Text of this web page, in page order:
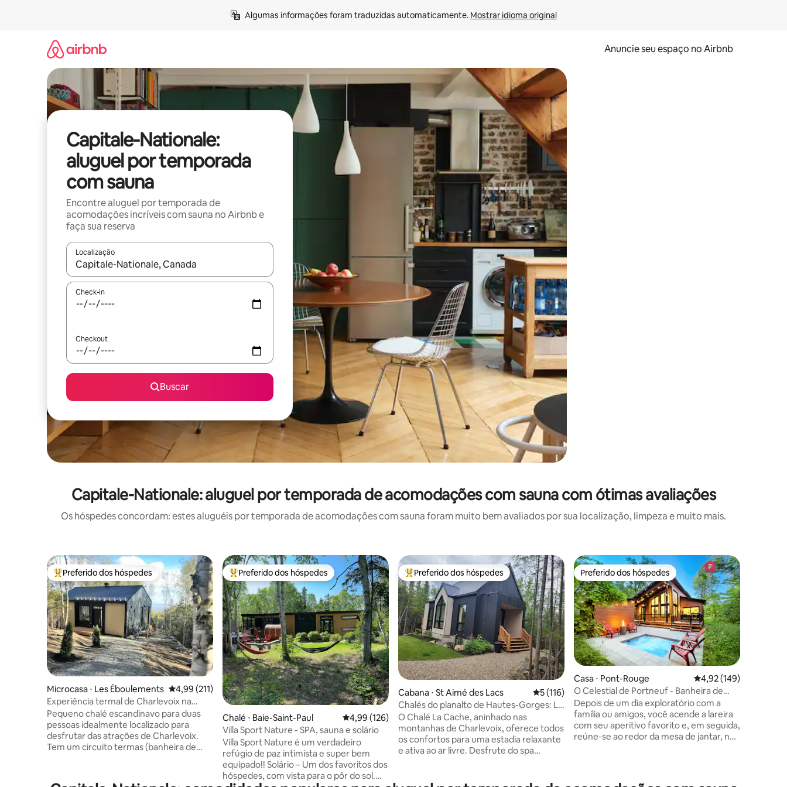
Algumas informações foram traduzidas automaticamente. Mostrar idioma original
Anuncie seu espaço no Airbnb
Capitale-Nationale:
aluguel por temporada
com sauna
Encontre aluguel por temporada de
acomodações incríveis com sauna no Airbnb e
faça sua reserva
Localização
Quando os resultados estiverem disponíveis, explore-os usando as seta para cima e para baixo do teclado ou tocando e deslizando o dedo na tela.
Check-in
Checkout
Buscar
Capitale-Nationale: aluguel por temporada de acomodações com sauna com ótimas avaliações
Os hóspedes concordam: estes aluguéis por temporada de acomodações com sauna foram muito bem avaliados por sua localização, limpeza e muito mais.
Entre os melhores preferidos dos hóspedes
Preferido dos hóspedes
Microcasa ⋅ Les Éboulements 4,99 de uma avaliação média de 5, 211 avaliações
4,99 (211)
Experiência termal de Charlevoix na
natureza!
Pequeno chalé escandinavo para duas
pessoas idealmente localizado para
desfrutar das atrações de Charlevoix.
Tem um circuito termas (banheira de
Entre os melhores preferidos dos hóspedes
Preferido dos hóspedes
Chalé ⋅ Baie-Saint-Paul 4,99 de uma avaliação média de 5, 126 avaliações
4,99 (126)
Villa Sport Nature - SPA, sauna e solário
Villa Sport Nature é um verdadeiro
refúgio de paz intimista e super bem
equipado!! Solário – Um dos favoritos dos
hóspedes, com vista para o pôr do sol.
Entre os melhores preferidos dos hóspedes
Preferido dos hóspedes
Cabana ⋅ St Aimé des Lacs 5 de uma avaliação média de 5, 116 avaliações
5 (116)
Chalés do planalto de Hautes-Gorges: La
Cache
O Chalé La Cache, aninhado nas
montanhas de Charlevoix, oferece todos
os confortos para uma estadia relaxante
e ativa ao ar livre. Desfrute do spa
externas, com madeira fornecida. O
Preferido dos hóspedes
Preferido dos hóspedes
Casa ⋅ Pont-Rouge 4,92 de uma avaliação
4,92 (149)
O Celestial de Portneuf - Banheira de
hidromassagem na floresta
Depois de um dia exploratório com a
família ou amigos, você acende a lareira
com seu aperitivo favorito e, em seguida,
reúne-se ao redor da mesa de jantar, no
sábiosamente, ir para um sono tranquilo